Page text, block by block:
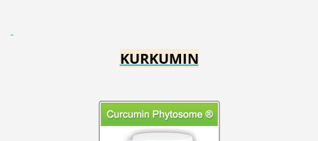
KURKUMIN